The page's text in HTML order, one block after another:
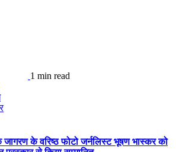
1 min read
के वरिष्ठ फोटो जर्नलिस्ट भूषण भास्कर को